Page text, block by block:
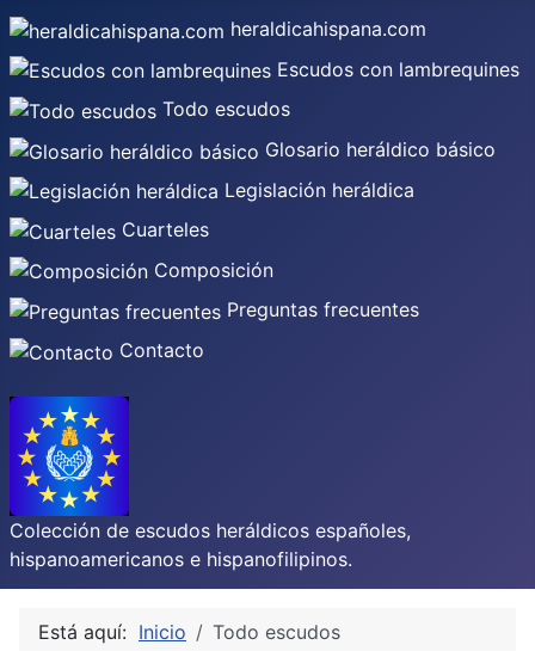
heraldicahispana.com
Escudos con lambrequines
Todo escudos
Glosario heráldico básico
Legislación heráldica
Cuarteles
Composición
Preguntas frecuentes
Contacto
Colección de escudos heráldicos españoles,
hispanoamericanos e hispanofilipinos.
Está aquí: Inicio Todo escudos